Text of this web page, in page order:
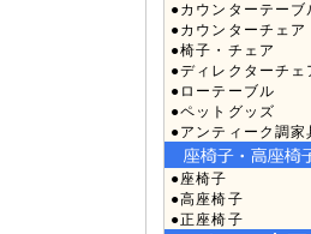
●カウンターテーブ
●カウンターチェア
●椅子・チェア
●ディレクターチェ
●ローテーブル
●ペットグッズ
●アンティーク調家
●座椅子
●高座椅子
●正座椅子